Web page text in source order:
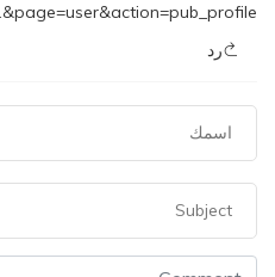
page=user&action=pub_profile&…
رد